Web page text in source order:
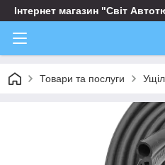
Інтернет магазин "Світ
Товари та послуги